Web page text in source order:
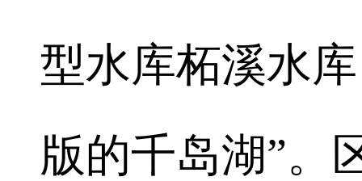
型水库柘溪水
版的千岛湖”。